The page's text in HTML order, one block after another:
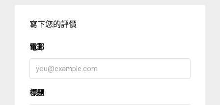
寫下您的評價
電郵
標題